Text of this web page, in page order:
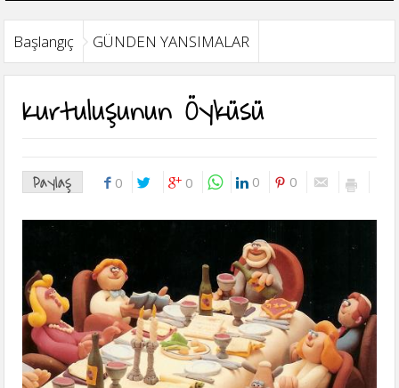
Başlangıç GÜNDEN YANSIMALAR
Kurtuluşunun Öyküsü
Paylaş 0 0 0 0